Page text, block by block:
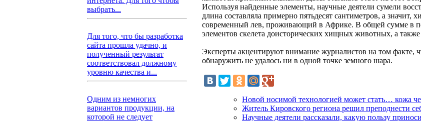
выбрать...
Для того, что бы разработка
сайта прошла удачно, и
полученный результат
соответствовал должному
уровню качества и...
Одним из немногих
вариантов продукции, на
которой не следует
Используя найденные элементы, научные деятели сумели
длина составляла примерно пятьдесят сантиметров, а
современный лев, проживающий в Африке. В общей сумме в
элементов скелета доисторических хищных животных, а
Эксперты акцентируют внимание журналистов на том факте,
обнаружить не удалось ни в одной точке земного шара.
Новой носимой технологией может стать… кожа
Житель Кировского региона решил преподнести
Научные деятели рассказали, какую пользу